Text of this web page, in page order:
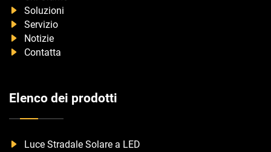
Soluzioni
Servizio
Notizie
Contatta
Elenco dei prodotti
Luce Stradale Solare a LED